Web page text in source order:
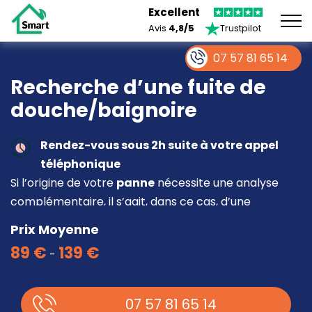
Excellent
Avis 4,8/5 Trustpilot
Recherche d’une fuite de
douche/baignoire
Rendez-vous sous 2h suite à votre appel
téléphonique
Si l’origine de votre panne nécessite une analyse
complémentaire, il s’agit, dans ce cas, d’une
intervention à part entière demandant un devis sur
place.
Prix Moyenne
89 € - 139 €
07 57 81 65 14
07 57 81 65 14